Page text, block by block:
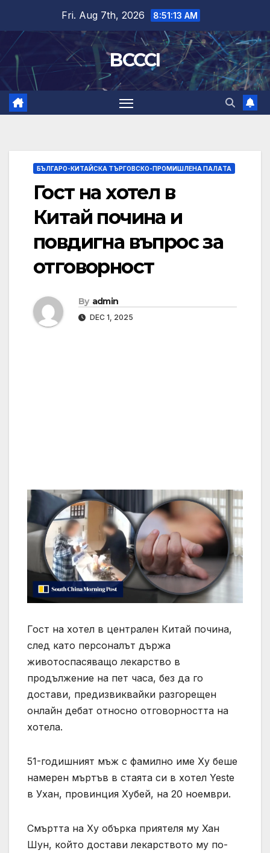
content
Fri. Aug 7th, 2026 8:51:14 AM
BCCCI
БЪЛГАРО-КИТАЙСКА ТЪРГОВСКО-ПРОМИШЛЕНА ПАЛAТА
Гост на хотел в
Китай почина и
повдигна въпрос за
отговорност
By admin
DEC 1, 2025
Гост на хотел в централен Китай почина,
след като персоналът държа
животоспасяващо лекарство в
продължение на пет часа, без да го
достави, предизвиквайки разгорещен
онлайн дебат относно отговорността на
хотела.
51-годишният мъж с фамилно име Ху беше
намерен мъртъв в стаята си в хотел Yeste
в Ухан, провинция Хубей, на 20 ноември.
Смъртта на Ху обърка приятеля му Хан
Шун, който достави лекарството му по-